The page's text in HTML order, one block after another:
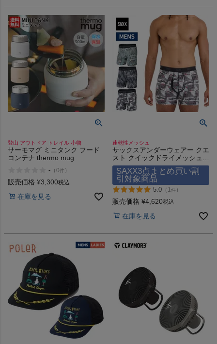
登山 アウトドア トレイル 小物
サーモマグ ミニタンク フード
コンテナ thermo mug
- （0件 ）
販売価格 ¥3,300税込
在庫を見る
速乾性メッシュ
サックスアンダーウェアー クエ
スト クイックドライメッシュ
ボクサーブリーフ SAXX
UNDERWEAR QUEST QUICK
DRY MESH BOXER BRIEF FLY
SAXX3点まとめ買い割
引対象商品
5.0 （ 1件 ）
販売価格 ¥4,620税込
在庫を見る